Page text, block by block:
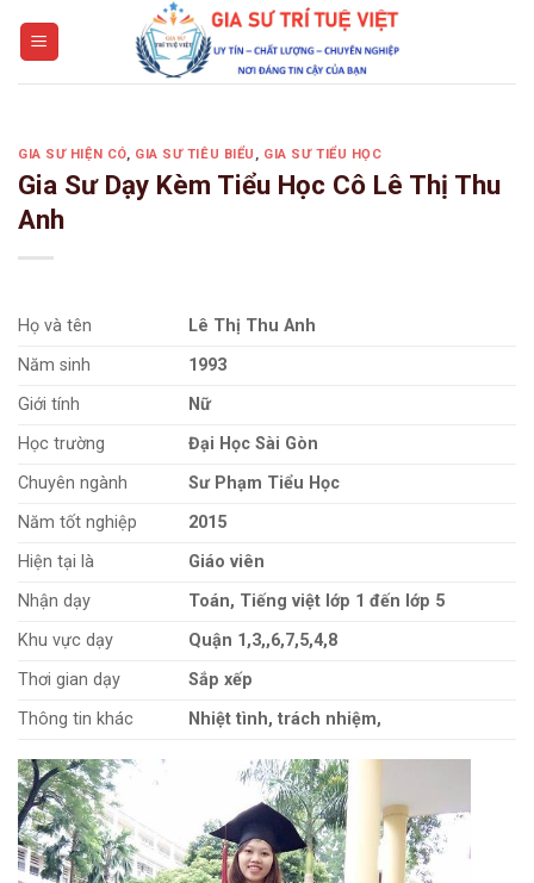
GIA SƯ HIỆN CÓ, GIA SƯ TIÊU BIỂU , GIA SƯ TIỂU HỌC
Gia Sư Dạy Kèm Tiểu Học Cô Lê Thị Thu
Anh
Họ và tên
Lê Thị Thu Anh
Năm sinh
1993
Giới tính
Nữ
Học trường
Đại Học Sài Gòn
Chuyên ngành
Sư Phạm Tiểu Học
Năm tốt nghiệp
2015
Hiện tại là
Giáo viên
Nhận dạy
Toán, Tiếng việt lớp 1 đến lớp 5
Khu vực dạy
Quận 1,3,,6,7,5,4,8
Thơi gian dạy
Sắp xếp
Thông tin khác
Nhiệt tình, trách nhiệm,